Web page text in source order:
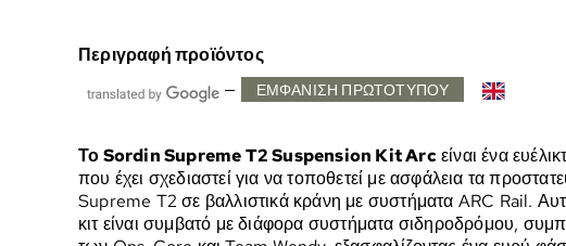
Περιγραφή προϊόντος
—
ΕΜΦΆΝΙΣΗ ΠΡΩΤΌΤΥΠΟΥ
Το Sordin Supreme T2 Suspension Kit Arcείναι ένα
που έχει σχεδιαστεί για να τοποθετεί με ασφάλεια τα
Supreme T2 σε βαλλιστικά κράνη με συστήματα ARC Rail.
κιτ είναι συμβατό με διάφορα συστήματα σιδηροδρόμου,